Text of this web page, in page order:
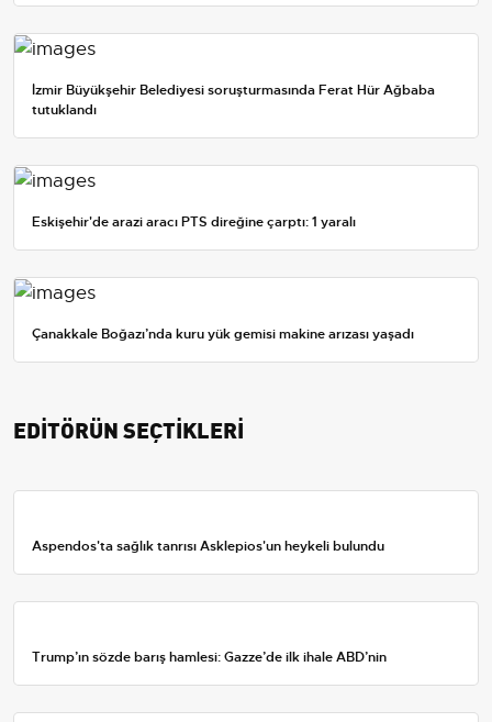
İzmir Büyükşehir Belediyesi soruşturmasında Ferat Hür Ağbaba
tutuklandı
Eskişehir'de arazi aracı PTS direğine çarptı: 1 yaralı
Çanakkale Boğazı’nda kuru yük gemisi makine arızası yaşadı
EDİTÖRÜN SEÇTİKLERİ
Aspendos'ta sağlık tanrısı Asklepios'un heykeli bulundu
Trump’ın sözde barış hamlesi: Gazze’de ilk ihale ABD’nin